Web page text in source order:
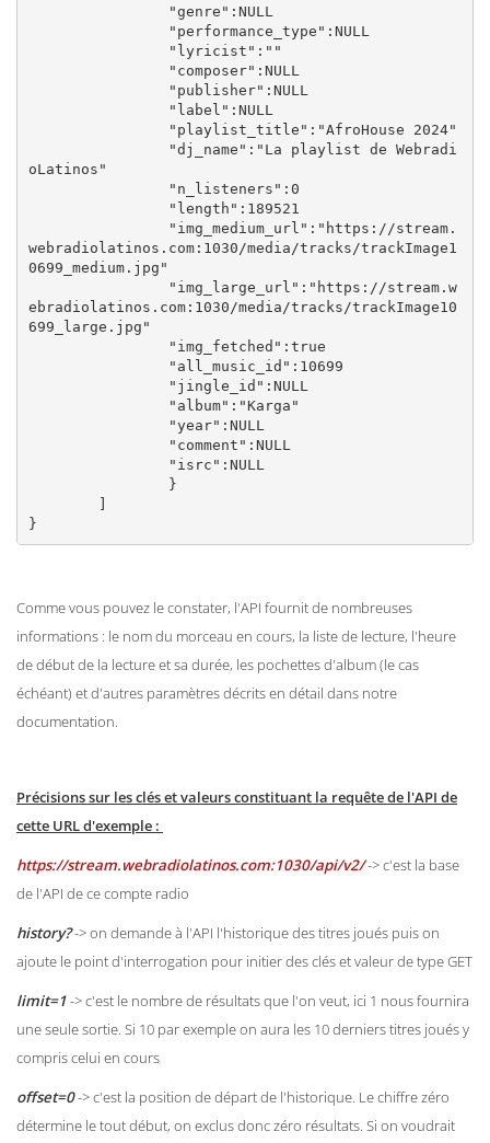
oLatinos"
webradiolatinos.com:1030/media/tracks/trackImage1
0699_medium.jpg"
ebradiolatinos.com:1030/media/tracks/trackImage10
699_large.jpg"
}
Comme vous pouvez le constater, l'API fournit de nombreuses
informations : le nom du morceau en cours, la liste de lecture, l'heure
de début de la lecture et sa durée, les pochettes d'album (le cas
échéant) et d'autres paramètres décrits en détail dans notre
documentation.
Précisions sur les clés et valeurs constituant la requête de l'API de
cette URL d'exemple :
https://stream.webradiolatinos.com:1030/api/v2/-> c'est la base
de l'API de ce compte radio
history?-> on demande à l'API l'historique des titres joués puis on
ajoute le point d'interrogation pour initier des clés et valeur de type GET
limit=1-> c'est le nombre de résultats que l'on veut, ici 1 nous fournira
une seule sortie. Si 10 par exemple on aura les 10 derniers titres joués y
compris celui en cours
offset=0-> c'est la position de départ de l'historique. Le chiffre zéro
détermine le tout début, on exclus donc zéro résultats. Si on voudrait